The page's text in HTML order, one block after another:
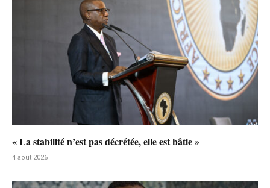
« La stabilité n’est pas décrétée, elle est bâtie »
4 août 2026